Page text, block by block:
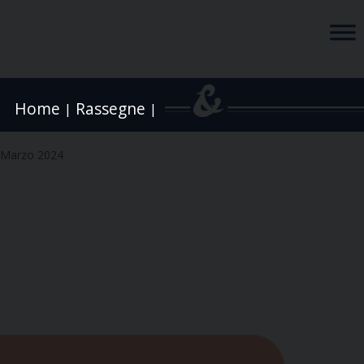
Home | Rassegne |
2024